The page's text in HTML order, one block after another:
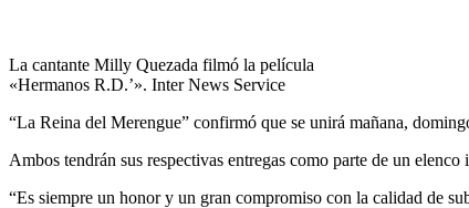
La cantante Milly Quezada filmó la película
«Hermanos R.D.’». Inter News Service
“La Reina del Merengue” confirmó que se unirá mañana,
Ambos tendrán sus respectivas entregas como parte de un elenco
“Es siempre un honor y un gran compromiso con la calidad de